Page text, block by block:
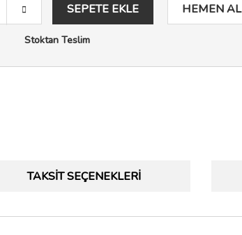
SEPETE EKLE HEMEN AL
Stoktan Teslim
TAKSIT SEÇENEKLERI